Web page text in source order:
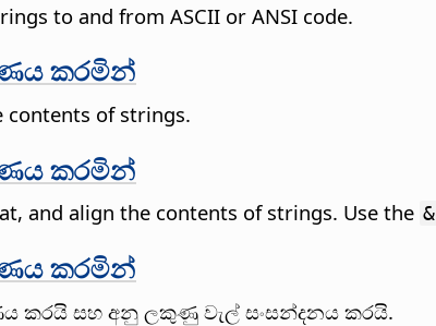
to and from ASCII or ANSI code.
කරමින්
contents of strings.
කරමින්
and align the contents of strings. Use the &
කරමින්
කරයි සහ අනු ලකුණු වැල් සංසන්දනය කරයි.